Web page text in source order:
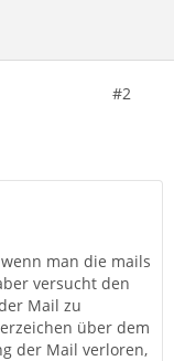
#2
man die mails
versucht den
Mail zu
über dem
der Mail verloren,